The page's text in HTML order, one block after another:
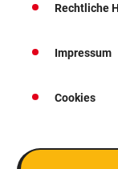
Rechtliche
Impressum
Cookies